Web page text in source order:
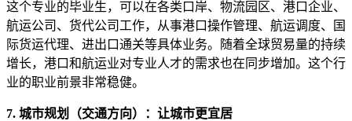
这个专业的毕业生，可以在各类口岸、物流园区、港口企业、
航运公司、货代公司工作，从事港口操作管理、航运调度、国
际货运代理、进出口通关等具体业务。随着全球贸易量的持续
增长，港口和航运业对专业人才的需求也在同步增加。这个行
业的职业前景非常稳健。
7. 城市规划（交通方向）：让城市更宜居